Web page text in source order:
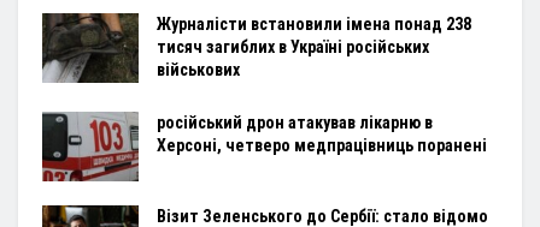
Журналісти встановили імена понад 238
тисяч загиблих в Україні російських
військових
російський дрон атакував лікарню в
Херсоні, четверо медпрацівниць поранені
Візит Зеленського до Сербії: стало відомо